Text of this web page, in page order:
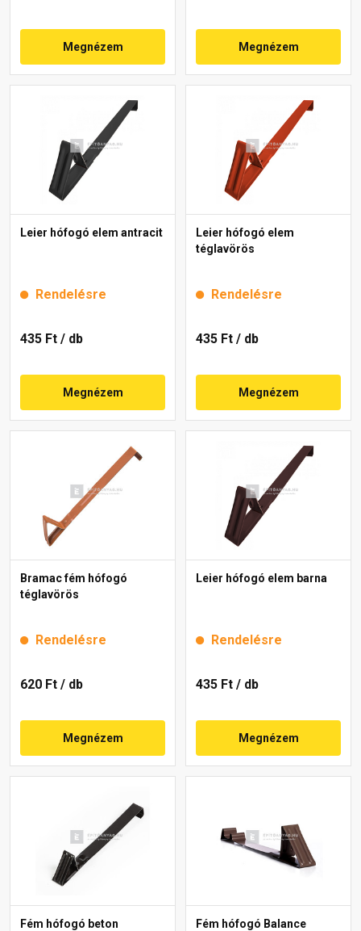
Megnézem Megnézem
Leier hófogó elem antracit
Rendelésre
435 Ft / db
Megnézem
Leier hófogó elem
téglavörös
Rendelésre
435 Ft / db
Megnézem
Bramac fém hófogó
téglavörös
Rendelésre
620 Ft / db
Megnézem
Leier hófogó elem barna
Rendelésre
435 Ft / db
Megnézem
Fém hófogó beton
Fém hófogó Balance